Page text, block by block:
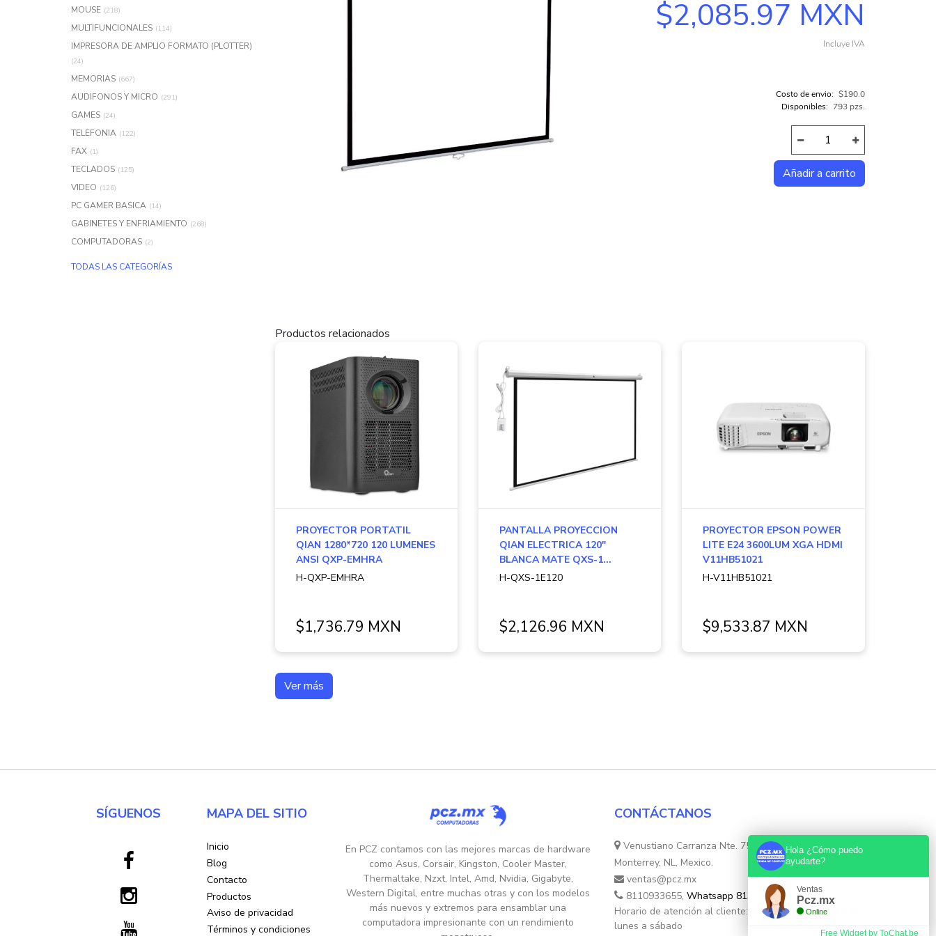
COMPUTADORAS INTEL
MOUSE (218)
MULTIFUNCIONALES (114)
IMPRESORA DE AMPLIO FORMATO (PLOTTER)
(24)
MEMORIAS (667)
AUDIFONOS Y MICRO (291)
GAMES (24)
TELEFONIA (122)
FAX (1)
TECLADOS (125)
VIDEO (126)
PC GAMER BASICA (14)
GABINETES Y ENFRIAMIENTO (268)
COMPUTADORAS (2)
TODAS LAS CATEGORÍAS
$2,085.97 MXN
Incluye IVA
Costo de envio: $190.0
Disponibles: 793 pzs.
Productos relacionados
PROYECTOR PORTATIL
QIAN 1280*720 120 LUMENES
ANSI QXP-EMHRA
H-QXP-EMHRA
$1,736.79 MXN
PANTALLA PROYECCION
QIAN ELECTRICA 120"
BLANCA MATE QXS-1...
H-QXS-1E120
$2,126.96 MXN
PROYECTOR EPSON POWER
LITE E24 3600LUM XGA HDMI
V11HB51021
H-V11HB51021
$9,533.87 MXN
Ver más
SÍGUENOS MAPA DEL SITIO
Inicio
Blog
Contacto
Productos
Aviso de privacidad
Términos y condiciones
En PCZ contamos con las mejores marcas de hardware
como Asus, Corsair, Kingston, Cooler Master,
Thermaltake, Nzxt, Intel, Amd, Nvidia, Gigabyte,
Western Digital, entre muchas otras y con los modelos
más nuevos y extremos para ensamblar una
computadora impresionante con un rendimiento
CONTÁCTANOS
Venustiano Carranza Nte. 755, Colonia Centro,
Monterrey, NL, Mexico.
ventas@pcz.mx
8110933655, Whatsapp 8131554632
Horario de atención al cliente: de 10:30hs. a 17:30hs de
lunes a sábado
Hola ¿Cómo puedo
ayudarte?
Ventas
Pcz.mx
Online
Free Widget by ToChat.be